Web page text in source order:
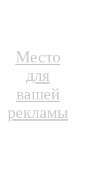
Место
для
вашей
рекламы